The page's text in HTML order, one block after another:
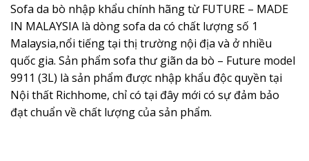
Sofa da bò nhập khẩu chính hãng từ FUTURE – MADE
IN MALAYSIA là dòng sofa da có chất lượng số 1
Malaysia,nổi tiếng tại thị trường nội địa và ở nhiều
quốc gia. Sản phẩm sofa thư giãn da bò – Future model
9911 (3L) là sản phẩm được nhập khẩu độc quyền tại
Nội thất Richhome, chỉ có tại đây mới có sự đảm bảo
đạt chuẩn về chất lượng của sản phẩm.